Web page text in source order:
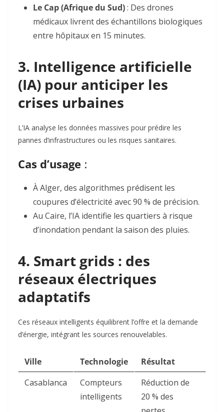
Le Cap (Afrique du Sud): Des drones
médicaux livrent des échantillons biologiques
entre hôpitaux en 15 minutes.
3. Intelligence artificielle
(IA) pour anticiper les
crises urbaines
L’IA analyse les données massives pour prédire les
pannes d’infrastructures ou les risques sanitaires.
Cas d’usage :
À Alger, des algorithmes prédisent les
coupures d’électricité avec 90 % de précision.
Au Caire, l’IA identifie les quartiers à risque
d’inondation pendant la saison des pluies.
4. Smart grids : des
réseaux électriques
adaptatifs
Ces réseaux intelligents équilibrent l’offre et la demande
d’énergie, intégrant les sources renouvelables.
Ville Technologie
Résultat
Casablanca
Compteurs
intelligents
Réduction de
20 % des